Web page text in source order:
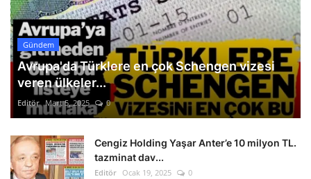
Gündem
Avrupa'da Türklere en çok Schengen vizesi
veren ülkeler...
Editör Mart 5, 2025 0
Cengiz Holding Yaşar Anter’e 10 milyon TL.
tazminat dav...
Editör Ocak 19, 2025 0